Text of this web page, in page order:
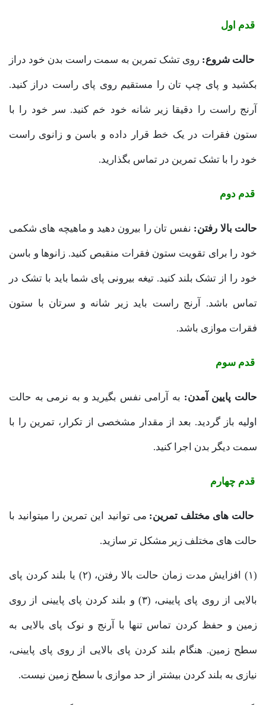
قدم اول
حالت شروع: روی تشک تمرین به سمت راست بدن خود دراز
بکشید و پای چپ تان را مستقیم روی پای راست دراز کنید.
آرنج راست را دقیقا زیر شانه خود خم کنید. سر خود را با
ستون فقرات در یک خط قرار داده و باسن و زانوی راست
خود را با تشک تمرین در تماس بگذارید.
قدم دوم
حالت بالا رفتن: نفس تان را بیرون دهید و ماهیچه های شکمی
خود را برای تقویت ستون فقرات منقبص کنید. زانوها و باسن
خود را از تشک بلند کنید. تیغه بیرونی پای شما باید با تشک در
تماس باشد. آرنج راست باید زیر شانه و سرتان با ستون
فقرات موازی باشد.
قدم سوم
حالت پایین آمدن: به آرامی نفس بگیرید و به نرمی به حالت
اولیه باز گردید. بعد از مقدار مشخصی از تکرار، تمرین را با
سمت دیگر بدن اجرا کنید.
قدم چهارم
حالت های مختلف تمرین: می توانید این تمرین را میتوانید با
حالت های مختلف زیر مشکل تر سازید.
(۱) افزایش مدت زمان حالت بالا رفتن، (۲) یا بلند کردن پای
بالایی از روی پای پایینی، (۳) و بلند کردن پای پایینی از روی
زمین و حفظ کردن تماس تنها با آرنج و نوک پای بالایی به
سطح زمین. هنگام بلند کردن پای بالایی از روی پای پایینی،
نیازی به بلند کردن بیشتر از حد موازی با سطح زمین نیست.